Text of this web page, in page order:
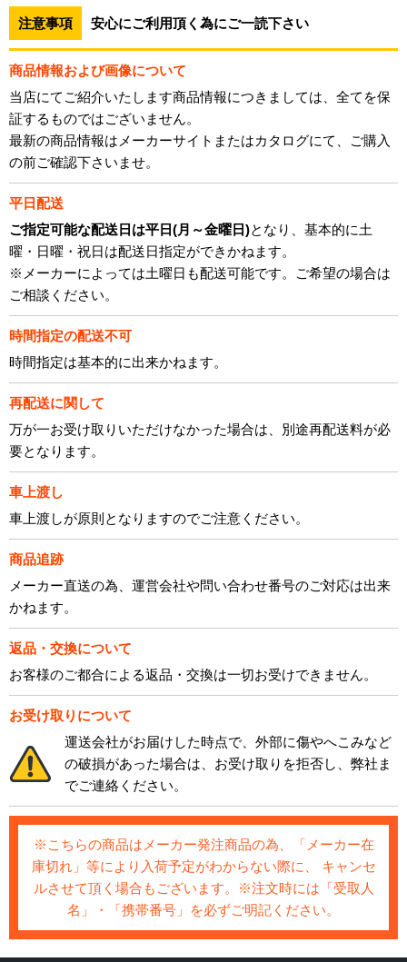
注意事項 安心にご利用頂く為にご一読下さい
商品情報および画像について
当店にてご紹介いたします商品情報につきましては、全てを保
証するものではございません。
最新の商品情報はメーカーサイトまたはカタログにて、ご購入
の前ご確認下さいませ。
平日配送
ご指定可能な配送日は平日(月～金曜日)となり、基本的に土
曜・日曜・祝日は配送日指定ができかねます。
※メーカーによっては土曜日も配送可能です。ご希望の場合は
ご相談ください。
時間指定の配送不可
時間指定は基本的に出来かねます。
再配送に関して
万が一お受け取りいただけなかった場合は、別途再配送料が必
要となります。
車上渡し
車上渡しが原則となりますのでご注意ください。
商品追跡
メーカー直送の為、運営会社や問い合わせ番号のご対応は出来
かねます。
返品・交換について
お客様のご都合による返品・交換は一切お受けできません。
お受け取りについて
運送会社がお届けした時点で、外部に傷やへこみなど
の破損があった場合は、お受け取りを拒否し、弊社ま
でご連絡ください。
※こちらの商品はメーカー発注商品の為、「メーカー在
庫切れ」等により入荷予定がわからない際に、 キャンセ
ルさせて頂く場合もございます。※注文時には「受取人
名」・「携帯番号」を必ずご明記ください。